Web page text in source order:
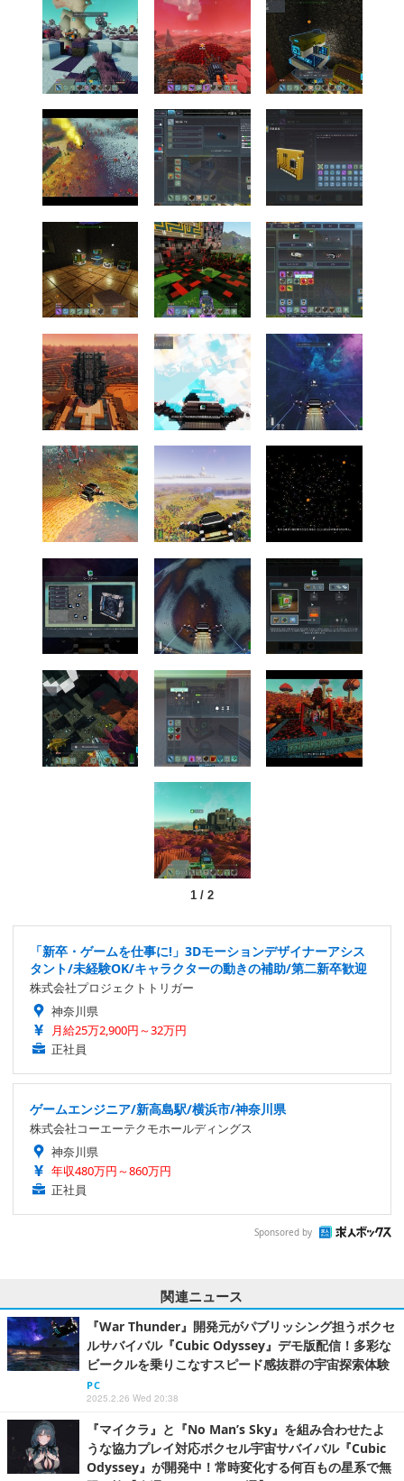
1/ 2
「新卒・ゲームを仕事に!」3Dモーションデザイナーアシス
タント/未経験OK/キャラクターの動きの補助/第二新卒歓迎
株式会社プロジェクトトリガー
神奈川県
月給25万2,900円～32万円
正社員
ゲームエンジニア/新高島駅/横浜市/神奈川県
株式会社コーエーテクモホールディングス
神奈川県
年収480万円～860万円
正社員
Sponsored by
関連ニュース
『War Thunder』開発元がパブリッシング担うボクセ
ルサバイバル『Cubic Odyssey』デモ版配信！多彩な
ビークルを乗りこなすスピード感抜群の宇宙探索体験
PC
2025.2.26 Wed 20:38
『マイクラ』と『No Man’s Sky』を組み合わせたよ
うな協力プレイ対応ボクセル宇宙サバイバル『Cubic
Odyssey』が開発中！常時変化する何百もの星系で無